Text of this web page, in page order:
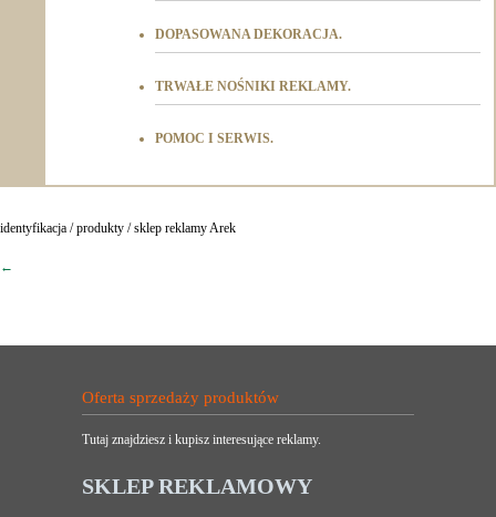
DOPASOWANA DEKORACJA.
TRWAŁE NOŚNIKI REKLAMY.
POMOC I SERWIS.
identyfikacja / produkty / sklep reklamy Arek
←
Oferta sprzedaży produktów
Tutaj znajdziesz i kupisz interesujące reklamy.
SKLEP REKLAMOWY